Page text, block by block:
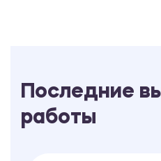
Последние
работы